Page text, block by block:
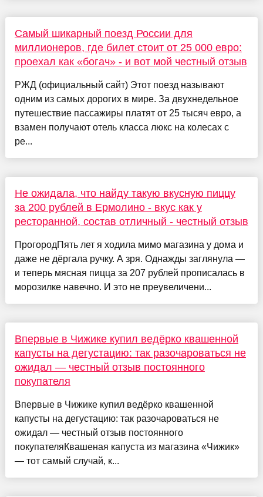
Самый шикарный поезд России для
миллионеров, где билет стоит от 25 000 евро:
проехал как «богач» - и вот мой честный отзыв
РЖД (официальный сайт) Этот поезд называют
одним из самых дорогих в мире. За двухнедельное
путешествие пассажиры платят от 25 тысяч евро, а
взамен получают отель класса люкс на колесах с
ре...
Не ожидала, что найду такую вкусную пиццу
за 200 рублей в Ермолино - вкус как у
ресторанной, состав отличный - честный отзыв
ПрогородПять лет я ходила мимо магазина у дома и
даже не дёргала ручку. А зря. Однажды заглянула —
и теперь мясная пицца за 207 рублей прописалась в
морозилке навечно. И это не преувеличени...
Впервые в Чижике купил ведёрко квашенной
капусты на дегустацию: так разочароваться не
ожидал — честный отзыв постоянного
покупателя
Впервые в Чижике купил ведёрко квашенной
капусты на дегустацию: так разочароваться не
ожидал — честный отзыв постоянного
покупателяКвашеная капуста из магазина «Чижик»
— тот самый случай, к...